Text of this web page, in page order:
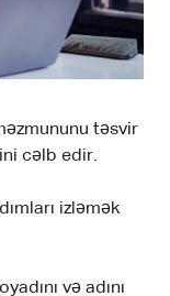
təsvir
cəlb edir.
izləmək
və adını